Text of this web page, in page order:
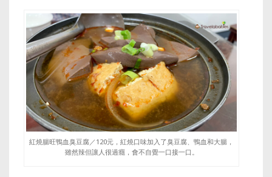
紅燒腸旺鴨血臭豆腐／120元，紅燒口味加入了臭豆腐、鴨血和大腸，
雖然辣但讓人很過癮，會不自覺一口接一口。